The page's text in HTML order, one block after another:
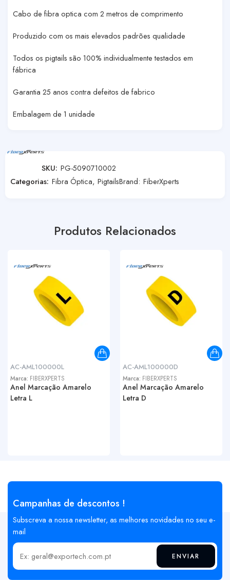
Cabo de fibra optica com 2 metros de comprimento
Produzido com os mais elevados padrões qualidade
Todos os pigtails são 100% individualmente testados em
fábrica
Garantia 25 anos contra defeitos de fabrico
Embalagem de 1 unidade
SKU: PG-5090710002
Categorias: Fibra Óptica, PigtailsBrand: FiberXperts
Produtos Relacionados
AC-AML100000L
Marca: FIBERXPERTS
Anel Marcação Amarelo
Letra L
AC-AML100000D
Marca: FIBERXPERTS
Anel Marcação Amarelo
Letra D
Campanhas de descontos !
Subscreva a nossa newsletter, as melhores novidades no seu e-
mail
Insira o seu email ENVIAR